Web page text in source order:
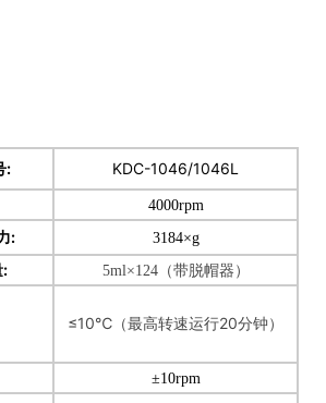
:
KDC-1046/1046L
4000rpm
: 3184×g
: 5ml×124（带脱帽器）
≤10℃（最高转速运行20分钟）
±10rpm